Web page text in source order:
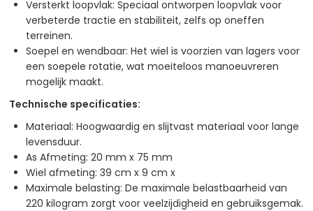
Versterkt loopvlak: Speciaal ontworpen loopvlak voor
verbeterde tractie en stabiliteit, zelfs op oneffen
terreinen.
Soepel en wendbaar: Het wiel is voorzien van lagers voor
een soepele rotatie, wat moeiteloos manoeuvreren
mogelijk maakt.
Technische specificaties:
Materiaal: Hoogwaardig en slijtvast materiaal voor lange
levensduur.
As Afmeting: 20 mm x 75 mm
Wiel afmeting: 39 cm x 9 cm x
Maximale belasting: De maximale belastbaarheid van
220 kilogram zorgt voor veelzijdigheid en gebruiksgemak.